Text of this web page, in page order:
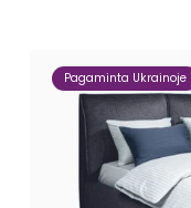
Pagaminta Ukrainoje